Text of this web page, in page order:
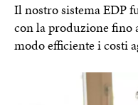
Il nostro sistema EDP
con la produzione fino
modo efficiente i costi